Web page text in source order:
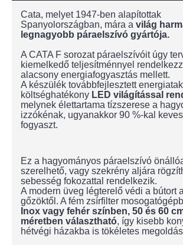
Cata, melyet 1947-ben alapítottak
Spanyolországban, mára a világ
legnagyobb páraelszívó gyártója.
A CATA F sorozat páraelszívóit úgy
kiemelkedő teljesítménnyel
alacsony energiafogyasztás mellett.
A készülék továbbfejlesztett
költséghatékony LED világítással
melynek élettartama tízszerese a
izzókénak, ugyanakkor 90 %-kal
fogyaszt.
Ez a hagyományos páraelszívó
szerelhető, vagy szekrény aljára
sebesség fokozattal rendelkezik.
A modern üveg légterelő védi a bútort
gőzöktől. A fém zsírfilter
Inox vagy fehér színben, 50 és 60
méretben választható, így kisebb
hétvégi házakba is tökéletes